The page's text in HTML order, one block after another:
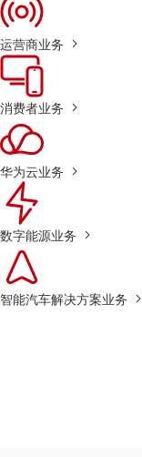
运营商业务
消费者业务
华为云业务
数字能源业务
智能汽车解决方案业务